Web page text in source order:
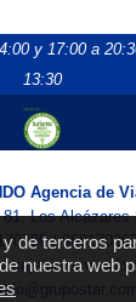
de terceros
nuestra web
y 17:00 a
13:30
Agencia de
Los Alcázares
/